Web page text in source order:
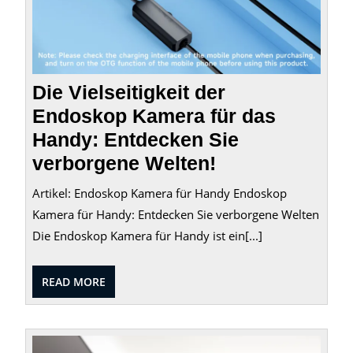
Die Vielseitigkeit der
Endoskop Kamera für das
Handy: Entdecken Sie
verborgene Welten!
Artikel: Endoskop Kamera für Handy Endoskop
Kamera für Handy: Entdecken Sie verborgene Welten
Die Endoskop Kamera für Handy ist ein[...]
READ MORE
MORE